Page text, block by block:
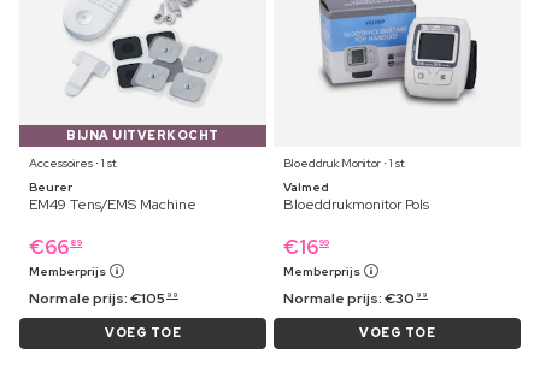
BIJNA UITVERKOCHT
Accessoires ⋅ 1 st
Beurer
EM49 Tens/EMS Machine
€66 89
Memberprijs
Normale prijs:€105 99
VOEG TOE
Bloeddruk Monitor ⋅ 1 st
Valmed
Bloeddrukmonitor Pols
€1699
Memberprijs
Normale prijs:€30 99
VOEG TOE